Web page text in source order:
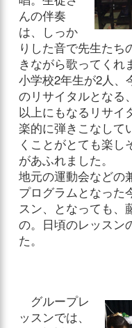
んの伴奏
は、しっか
りした音で先生たち
きながら歌ってくれ
小学校2年生が2人、
のリサイタルとなる
以上にもなるリサイ
楽的に弾きこなして
くことがとても楽し
があふれました。
地元の運動会などの
プログラムとなった
スン、となっても、
の。日頃のレッスン
た。
グループレ
ッスンでは、